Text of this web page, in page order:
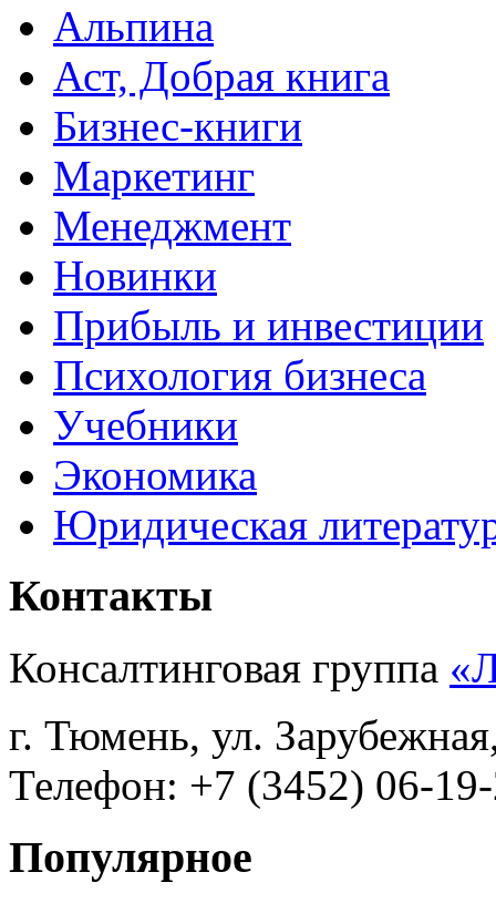
Альпина
Аст, Добрая книга
Бизнес-книги
Маркетинг
Менеджмент
Новинки
Прибыль и инвестиции
Психология бизнеса
Учебники
Экономика
Юридическая
Контакты
Консалтинговая группа
г. Тюмень, ул.
Телефон: +7 (3452) 06-
Популярное